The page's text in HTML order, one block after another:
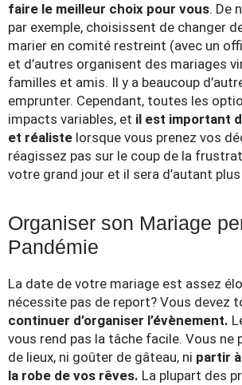
faire le meilleur choix pour vous. De
par exemple, choisissent de changer
marier en comité restreint (avec un
et d’autres organisent des mariages
familles et amis. Il y a beaucoup
emprunter. Cependant, toutes les
impacts variables, et il est important
et réaliste lorsque vous prenez vos
réagissez pas sur le coup de la
votre grand jour et il sera d’autant
Organiser son Mariage
Pandémie
La date de votre mariage est assez
nécessite pas de report? Vous devez
continuer d’organiser l’évènement.
vous rend pas la tâche facile. Vous ne
de lieux, ni goûter de gâteau, ni partir
la robe de vos rêves. La plupart des